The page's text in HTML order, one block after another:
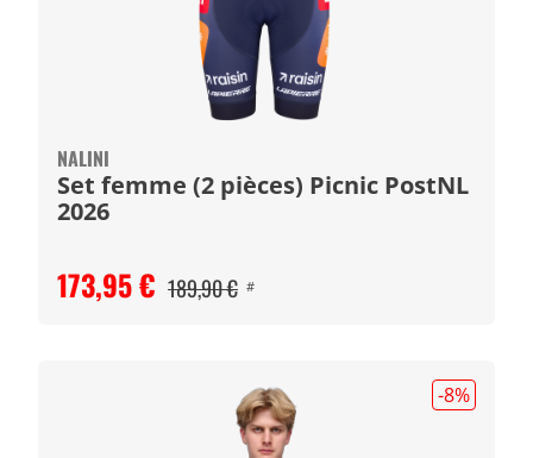
NALINI
Set femme (2 pièces) Picnic PostNL
2026
173,95 € 189,90 € #
-8%